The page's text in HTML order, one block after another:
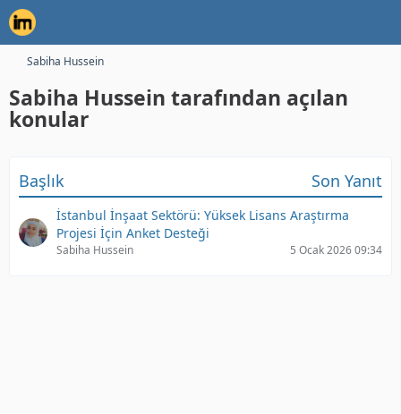
Sabiha Hussein
Sabiha Hussein tarafından açılan
konular
Başlık Son Yanıt
İstanbul İnşaat Sektörü: Yüksek Lisans Araştırma
Projesi İçin Anket Desteği
Sabiha Hussein 5 Ocak 2026 09:34